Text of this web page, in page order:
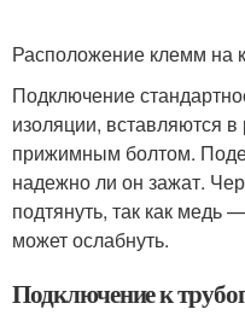
Расположение клемм на
Подключение
изоляции, вставляются
прижимным болтом.
надежно ли он зажат.
подтянуть, так как медь
может ослабнуть.
Подключение к